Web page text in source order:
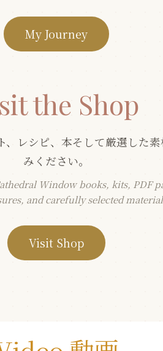
My Journey
the Shop
、レシピ、本そして厳選した
みください。
Window books, kits, PDF
and carefully selected
Visit Shop